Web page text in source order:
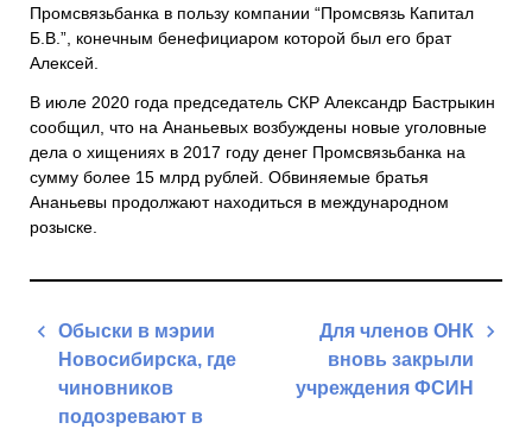
Промсвязьбанка в пользу компании “Промсвязь Капитал
Б.В.”, конечным бенефициаром которой был его брат
Алексей.
В июле 2020 года председатель СКР Александр Бастрыкин
сообщил, что на Ананьевых возбуждены новые уголовные
дела о хищениях в 2017 году денег Промсвязьбанка на
сумму более 15 млрд рублей. Обвиняемые братья
Ананьевы продолжают находиться в международном
розыске.
Навигация
записям
Обыски в мэрии
Новосибирска, где
чиновников
подозревают в
Для членов ОНК
вновь закрыли
учреждения ФСИН